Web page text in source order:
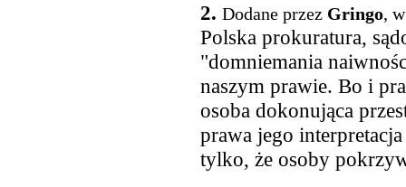
2. Dodane przez Gringo,
Polska prokuratura,
"domniemania
naszym prawie. Bo i
osoba dokonująca
prawa jego
tylko, że osoby